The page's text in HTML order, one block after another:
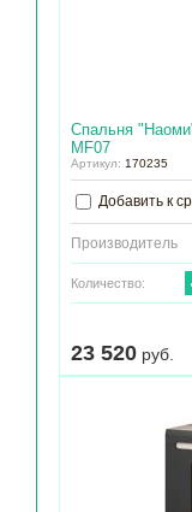
Спальня
МF07
Артикул: 170235
Добавить к
Производитель
Количество:
23 520 руб.